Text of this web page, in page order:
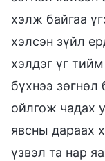
хэлж байгаа
хэлсэн зүйл
хэлдэг үг
бүхнээ зөгнөл
ойлгож чадах
явсны дараах
үзвэл та нар